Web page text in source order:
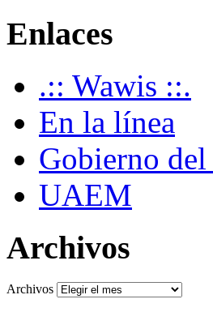
Enlaces
.:: Wawis ::.
En la línea
Gobierno
UAEM
Archivos
Archivos